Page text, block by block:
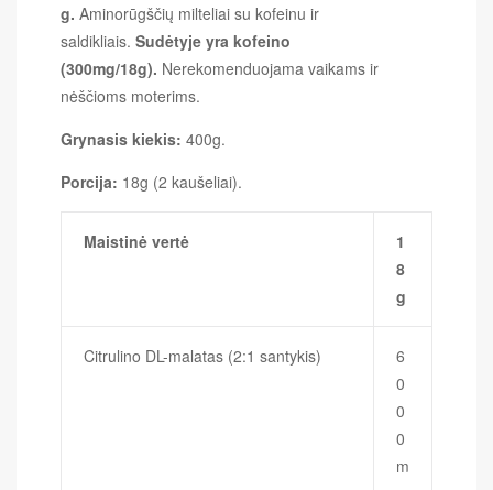
g. Aminorūgščių milteliai su kofeinu ir
saldikliais. Sudėtyje yra kofeino
(300mg/18g). Nerekomenduojama vaikams ir
nėščioms moterims.
Grynasis kiekis: 400g.
Porcija: 18g (2 kaušeliai).
Maistinė vertė
1
8
g
Citrulino DL-malatas (2:1 santykis)
6
0
0
0
m